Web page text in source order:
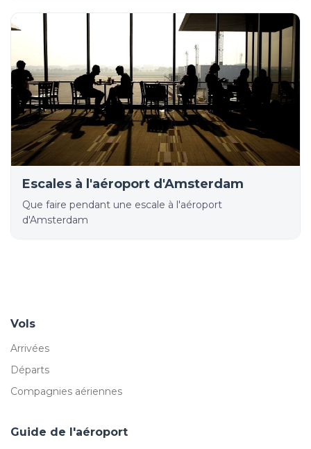
Escales à l'aéroport d'Amsterdam
Que faire pendant une escale à l'aéroport
d'Amsterdam
Vols
Arrivées
Départs
Compagnies aériennes
Guide de l'aéroport